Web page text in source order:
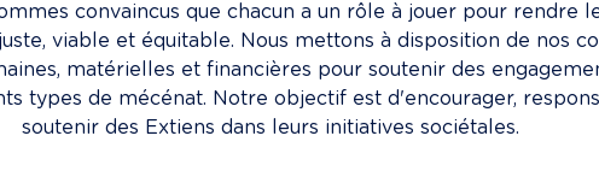
convaincus que chacun a un rôle à jouer pour rendre
viable et équitable. Nous mettons à disposition de nos
matérielles et financières pour soutenir des
types de mécénat. Notre objectif est d'encourager,
soutenir des Extiens dans leurs initiatives sociétales.